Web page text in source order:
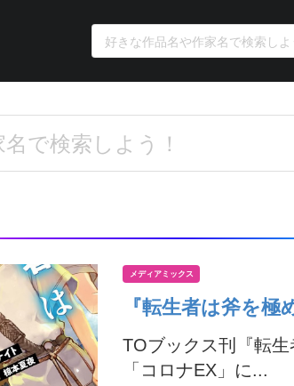
メディアミックス
『転生者は斧を
TOブックス刊『転生
「コロナEX」に...